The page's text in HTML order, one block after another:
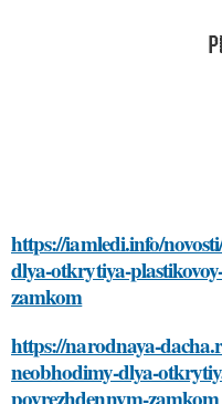
https://iamledi.info/
dlya-otkrytiya-
zamkom
https://narodnaya-
neobhodimy-dlya-
povrezhdennym-zamkom